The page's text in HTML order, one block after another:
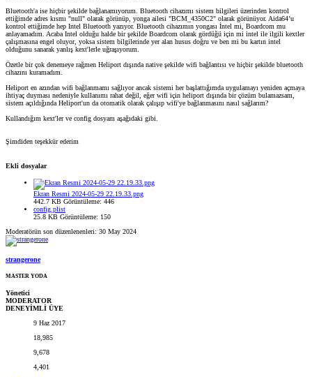
Bluetooth'a ise hiçbir şekilde bağlanamıyorum. Bluetooth cihazımı sistem bilgileri üzerinden kontrol
ettiğimde adres kısmı "null" olarak görünüp, yonga ailesi "BCM_4350C2" olarak görünüyor. Aida64’u
kontrol ettiğimde hep Intel Bluetooth yazıyor. Bluetooth cihazımın yongası İntel mi, Boardcom mu
anlayamadım. Acaba Intel olduğu halde bir şekilde Boardcom olarak gördüğü için mi intel ile ilgili kextler
çalışmasına engel oluyor, yoksa sistem bilgilerinde yer alan husus doğru ve ben mi bu kartın intel
olduğunu sanarak yanlış kext'lerle uğraşıyorum.
Özetle bir çok denemeye rağmen Heliport dışında native şekilde wifi bağlantısı ve hiçbir şekilde bluetooth
cihazını kuramadım.
Heliport en azından wifi bağlanmamı sağlıyor ancak sistemi her başlattığımda uygulamayı yeniden açmaya
ihtiyaç duyması nedeniyle kullanımı rahat değil, eğer wifi için heliport dışında bir çözüm bulamazsam,
sistem açıldığında Heliport'un da otomatik olarak çalışıp wifi'ye bağlanmasını nasıl sağlarım?
Kullandığım kext'ler ve config dosyam aşağıdaki gibi.
Şimdiden teşekkür ederim
Ekli dosyalar
Ekran Resmi 2024-05-29 22.19.33.png
442.7 KB Görüntüleme: 446
config.plist
25.8 KB Görüntüleme: 150
Moderatörün son düzenlenenleri: 30 May 2024
strangerone
MASTER YODA
Yönetici
MODERATOR
DENEYİMLİ ÜYE
9 Haz 2017
18,985
9,678
4,401